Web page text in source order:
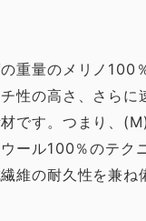
重量のメリノ100
性の高さ、さらに
です。つまり、
ール100％のテク
維の耐久性を兼ね